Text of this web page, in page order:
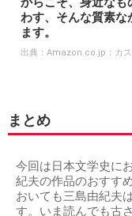
わす、そんな質素な
ます。
出典： Amazon.co.jp：カス
まとめ
今回は日本文学史に
紀夫の作品のおすす
おいても三島由紀夫
す。いま読んでも古